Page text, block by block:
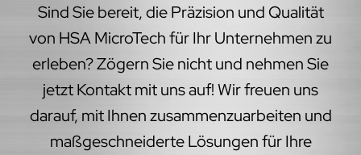
Sind Sie bereit, die Präzision und Qualität
von HSA MicroTech für Ihr Unternehmen zu
erleben? Zögern Sie nicht und nehmen Sie
jetzt Kontakt mit uns auf! Wir freuen uns
darauf, mit Ihnen zusammenzuarbeiten und
maßgeschneiderte Lösungen für Ihre